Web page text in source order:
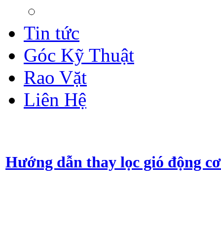
Tin tức
Góc Kỹ Thuật
Rao Vặt
Liên Hệ
Hướng dẫn thay lọc gió động cơ